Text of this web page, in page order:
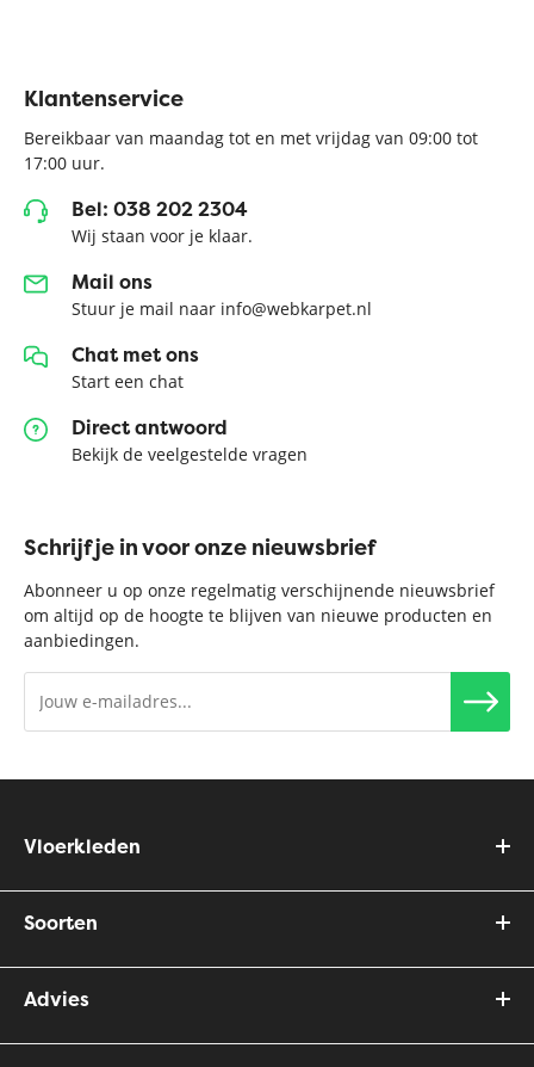
Klantenservice
Bereikbaar van maandag tot en met vrijdag van 09:00 tot
17:00 uur.
Bel: 038 202 2304
Wij staan voor je klaar.
Mail ons
Stuur je mail naar info@webkarpet.nl
Chat met ons
Start een chat
Direct antwoord
Bekijk de veelgestelde vragen
Schrijf je in voor onze nieuwsbrief
Abonneer u op onze regelmatig verschijnende nieuwsbrief
om altijd op de hoogte te blijven van nieuwe producten en
aanbiedingen.
Vloerkleden
Soorten
Advies